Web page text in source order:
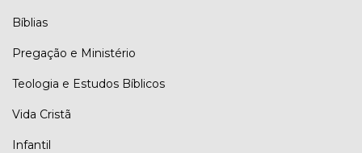
Bíblias
Pregação e Ministério
Teologia e Estudos Bíblicos
Vida Cristã
Infantil